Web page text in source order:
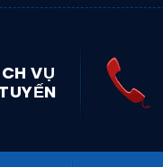
VỤ